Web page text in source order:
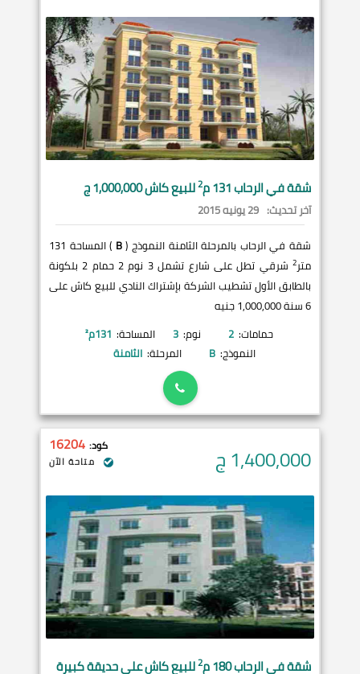
شقة فيالرحاب 2للبيع كاش 1,000,000 ج
آخر تحديث: 29 يونيه 2015
شقة في الرحاب بالمرحلة الثامنة النموذج (B
) المساحة 131
متر2
شرقي تطل على شارع تشمل 3 نوم 2 حمام 2 بلكونة
بالطابق الأول تشطيب الشركة بإشتراك النادي للبيع كاش على
6 سنة 1,000,000 جنيه
حمامات: 2 نوم: 3 المساحة: 131م²
النموذج: B المرحلة: الثامنة
1,400,000ج كود: 16204
متاحة الآن
شقة فيالرحاب180 م 2للبيع كاش على حديقة كبيرة